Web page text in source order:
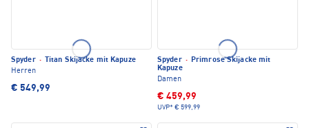
Spyder ·
Titan Skijacke mit Kapuze
Herren
€ 549,99
Spyder · Primrose Skijacke mit
Kapuze
Damen
€ 459,99
UVP* € 599,99